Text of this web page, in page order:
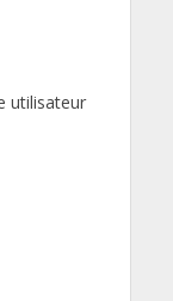
utilisateur